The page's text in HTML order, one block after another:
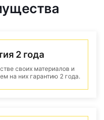
2 года
своих материалов и
на них гарантию 2 года.